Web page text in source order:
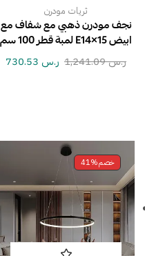
ثريات مودرن
نجف مودرن ذهبي مع شفاف مع
ابيض E14×15 لمبة قطر 100 سم
ر.س1,241.09 ر.س
خصم41%